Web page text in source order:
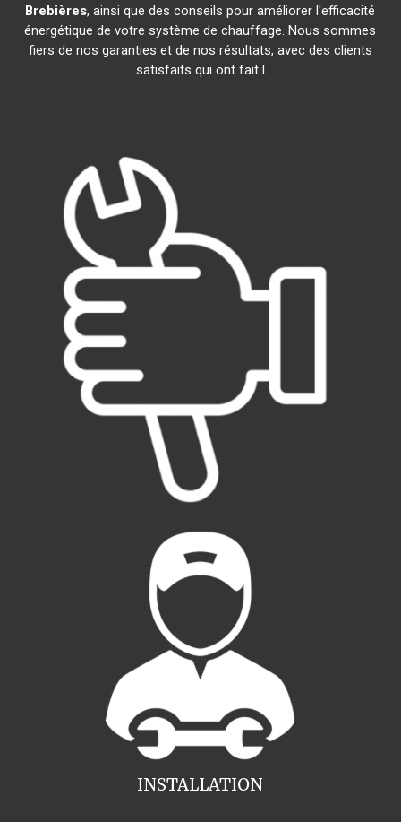
Brebières, ainsi que des conseils pour améliorer l'efficacité
énergétique de votre système de chauffage. Nous sommes
fiers de nos garanties et de nos résultats, avec des clients
satisfaits qui ont fait l
INSTALLATION